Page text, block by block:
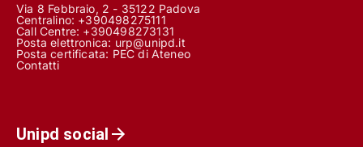
Via 8 Febbraio, 2 - 35122 Padova
Centralino: +390498275111
Call Centre: +390498273131
Posta elettronica: urp@unipd.it
Posta certificata: PEC di Ateneo
Contatti
Unipd social